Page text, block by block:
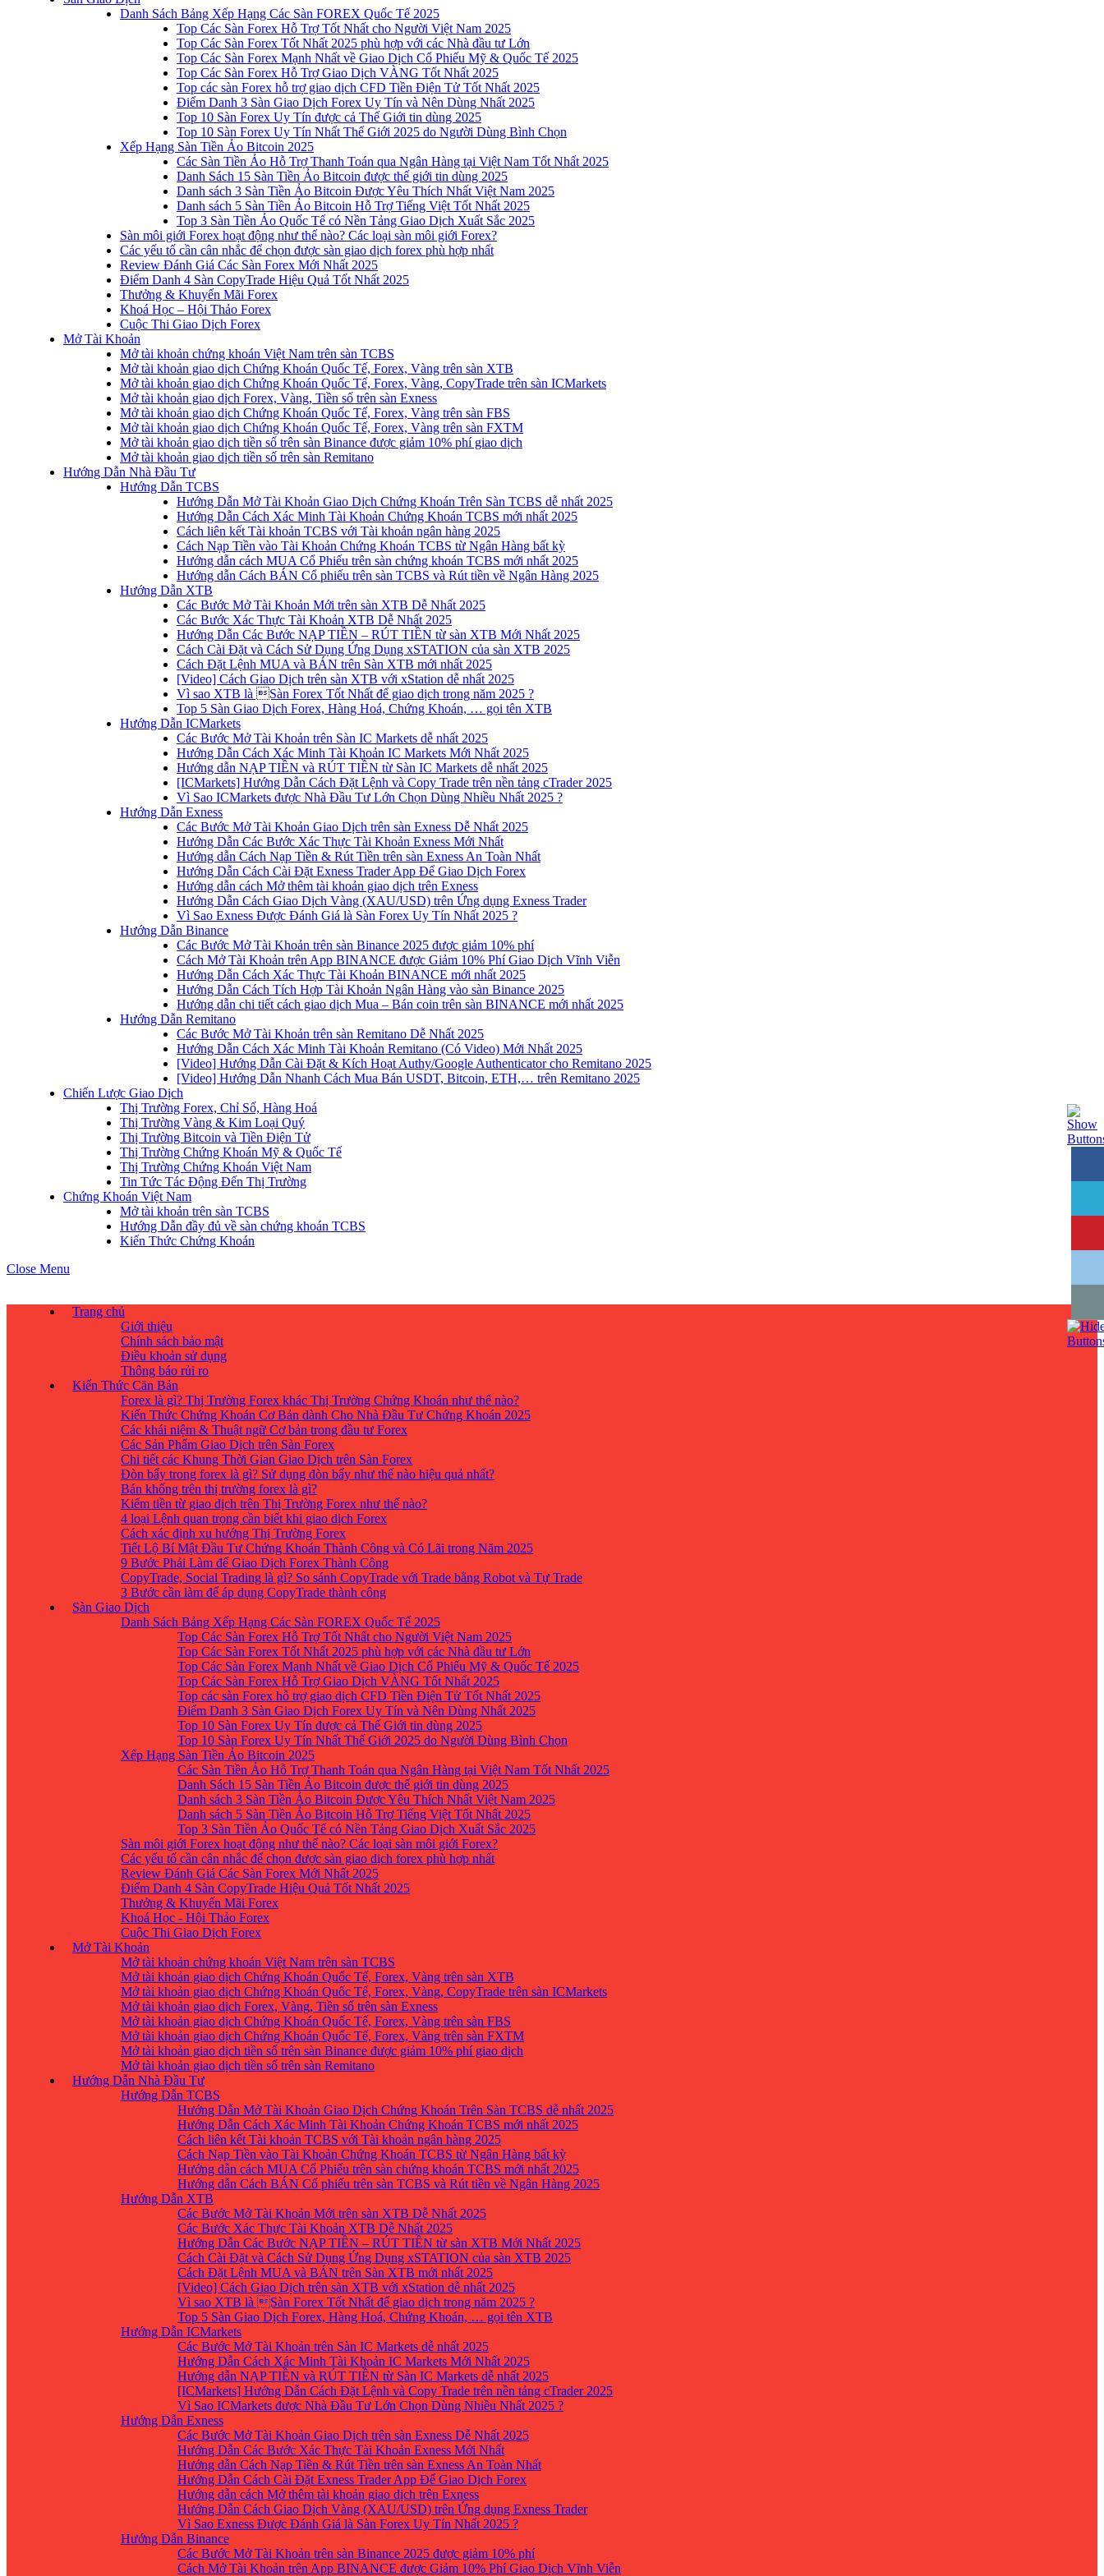
Danh Sách Bảng Xếp Hạng Các Sàn FOREX Quốc Tế 2025
Top Các Sàn Forex Hỗ Trợ Tốt Nhất cho Người Việt Nam 2025
Top Các Sàn Forex Tốt Nhất 2025 phù hợp với các Nhà đầu tư Lớn
Top Các Sàn Forex Mạnh Nhất về Giao Dịch Cổ Phiếu Mỹ & Quốc Tế 2025
Top Các Sàn Forex Hỗ Trợ Giao Dịch VÀNG Tốt Nhất 2025
Top các sàn Forex hỗ trợ giao dịch CFD Tiền Điện Tử Tốt Nhất 2025
Điểm Danh 3 Sàn Giao Dịch Forex Uy Tín và Nên Dùng Nhất 2025
Top 10 Sàn Forex Uy Tín được cả Thế Giới tin dùng 2025
Top 10 Sàn Forex Uy Tín Nhất Thế Giới 2025 do Người Dùng Bình Chọn
Xếp Hạng Sàn Tiền Ảo Bitcoin 2025
Các Sàn Tiền Ảo Hỗ Trợ Thanh Toán qua Ngân Hàng tại Việt Nam Tốt Nhất 2025
Danh Sách 15 Sàn Tiền Ảo Bitcoin được thế giới tin dùng 2025
Danh sách 3 Sàn Tiền Ảo Bitcoin Được Yêu Thích Nhất Việt Nam 2025
Danh sách 5 Sàn Tiền Ảo Bitcoin Hỗ Trợ Tiếng Việt Tốt Nhất 2025
Top 3 Sàn Tiền Ảo Quốc Tế có Nền Tảng Giao Dịch Xuất Sắc 2025
Sàn môi giới Forex hoạt động như thế nào? Các loại sàn môi giới Forex?
Các yếu tố cần cân nhắc để chọn được sàn giao dịch forex phù hợp nhất
Review Đánh Giá Các Sàn Forex Mới Nhất 2025
Điểm Danh 4 Sàn CopyTrade Hiệu Quả Tốt Nhất 2025
Thưởng & Khuyến Mãi Forex
Khoá Học – Hội Thảo Forex
Cuộc Thi Giao Dịch Forex
Mở Tài Khoản
Mở tài khoản chứng khoán Việt Nam trên sàn TCBS
Mở tài khoản giao dịch Chứng Khoán Quốc Tế, Forex, Vàng trên sàn XTB
Mở tài khoản giao dịch Chứng Khoán Quốc Tế, Forex, Vàng, CopyTrade trên sàn ICMarkets
Mở tài khoản giao dịch Forex, Vàng, Tiền số trên sàn Exness
Mở tài khoản giao dịch Chứng Khoán Quốc Tế, Forex, Vàng trên sàn FBS
Mở tài khoản giao dịch Chứng Khoán Quốc Tế, Forex, Vàng trên sàn FXTM
Mở tài khoản giao dịch tiền số trên sàn Binance được giảm 10% phí giao dịch
Mở tài khoản giao dịch tiền số trên sàn Remitano
Hướng Dẫn Nhà Đầu Tư
Hướng Dẫn TCBS
Hướng Dẫn Mở Tài Khoản Giao Dịch Chứng Khoán Trên Sàn TCBS dễ nhất 2025
Hướng Dẫn Cách Xác Minh Tài Khoản Chứng Khoán TCBS mới nhất 2025
Cách liên kết Tài khoản TCBS với Tài khoản ngân hàng 2025
Cách Nạp Tiền vào Tài Khoản Chứng Khoán TCBS từ Ngân Hàng bất kỳ
Hướng dẫn cách MUA Cổ Phiếu trên sàn chứng khoán TCBS mới nhất 2025
Hướng dẫn Cách BÁN Cổ phiếu trên sàn TCBS và Rút tiền về Ngân Hàng 2025
Hướng Dẫn XTB
Các Bước Mở Tài Khoản Mới trên sàn XTB Dễ Nhất 2025
Các Bước Xác Thực Tài Khoản XTB Dễ Nhất 2025
Hướng Dẫn Các Bước NẠP TIỀN – RÚT TIỀN từ sàn XTB Mới Nhất 2025
Cách Cài Đặt và Cách Sử Dụng Ứng Dụng xSTATION của sàn XTB 2025
Cách Đặt Lệnh MUA và BÁN trên Sàn XTB mới nhất 2025
[Video] Cách Giao Dịch trên sàn XTB với xStation dễ nhất 2025
Vì sao XTB là Sàn Forex Tốt Nhất để giao dịch trong năm 2025 ?
Top 5 Sàn Giao Dịch Forex, Hàng Hoá, Chứng Khoán, … gọi tên XTB
Hướng Dẫn ICMarkets
Các Bước Mở Tài Khoản trên Sàn IC Markets dễ nhất 2025
Hướng Dẫn Cách Xác Minh Tài Khoản IC Markets Mới Nhất 2025
Hướng dẫn NẠP TIỀN và RÚT TIỀN từ Sàn IC Markets dễ nhất 2025
[ICMarkets] Hướng Dẫn Cách Đặt Lệnh và Copy Trade trên nền tảng cTrader 2025
Vì Sao ICMarkets được Nhà Đầu Tư Lớn Chọn Dùng Nhiều Nhất 2025 ?
Hướng Dẫn Exness
Các Bước Mở Tài Khoản Giao Dịch trên sàn Exness Dễ Nhất 2025
Hướng Dẫn Các Bước Xác Thực Tài Khoản Exness Mới Nhất
Hướng dẫn Cách Nạp Tiền & Rút Tiền trên sàn Exness An Toàn Nhất
Hướng Dẫn Cách Cài Đặt Exness Trader App Để Giao Dịch Forex
Hướng dẫn cách Mở thêm tài khoản giao dịch trên Exness
Hướng Dẫn Cách Giao Dịch Vàng (XAU/USD) trên Ứng dụng Exness Trader
Vì Sao Exness Được Đánh Giá là Sàn Forex Uy Tín Nhất 2025 ?
Hướng Dẫn Binance
Các Bước Mở Tài Khoản trên sàn Binance 2025 được giảm 10% phí
Cách Mở Tài Khoản trên App BINANCE được Giảm 10% Phí Giao Dịch Vĩnh Viễn
Hướng Dẫn Cách Xác Thực Tài Khoản BINANCE mới nhất 2025
Hướng Dẫn Cách Tích Hợp Tài Khoản Ngân Hàng vào sàn Binance 2025
Hướng dẫn chi tiết cách giao dịch Mua – Bán coin trên sàn BINANCE mới nhất 2025
Hướng Dẫn Remitano
Các Bước Mở Tài Khoản trên sàn Remitano Dễ Nhất 2025
Hướng Dẫn Cách Xác Minh Tài Khoản Remitano (Có Video) Mới Nhất 2025
[Video] Hướng Dẫn Cài Đặt & Kích Hoạt Authy/Google Authenticator cho Remitano 2025
[Video] Hướng Dẫn Nhanh Cách Mua Bán USDT, Bitcoin, ETH,… trên Remitano 2025
Chiến Lược Giao Dịch
Thị Trường Forex, Chỉ Số, Hàng Hoá
Thị Trường Vàng & Kim Loại Quý
Thị Trường Bitcoin và Tiền Điện Tử
Thị Trường Chứng Khoán Mỹ & Quốc Tế
Thị Trường Chứng Khoán Việt Nam
Tin Tức Tác Động Đến Thị Trường
Chứng Khoán Việt Nam
Mở tài khoản trên sàn TCBS
Hướng Dẫn đầy đủ về sàn chứng khoán TCBS
Kiến Thức Chứng Khoán
Close Menu
Trang chủ
Giới thiệu
Chính sách bảo mật
Điều khoản sử dụng
Thông báo rủi ro
Kiến Thức Căn Bản
Forex là gì? Thị Trường Forex khác Thị Trường Chứng Khoán như thế nào?
Kiến Thức Chứng Khoán Cơ Bản dành Cho Nhà Đầu Tư Chứng Khoán 2025
Các khái niệm & Thuật ngữ Cơ bản trong đầu tư Forex
Các Sản Phẩm Giao Dịch trên Sàn Forex
Chi tiết các Khung Thời Gian Giao Dịch trên Sàn Forex
Đòn bẩy trong forex là gì? Sử dụng đòn bẩy như thế nào hiệu quả nhất?
Bán khống trên thị trường forex là gì?
Kiếm tiền từ giao dịch trên Thị Trường Forex như thế nào?
4 loại Lệnh quan trọng cần biết khi giao dịch Forex
Cách xác định xu hướng Thị Trường Forex
Tiết Lộ Bí Mật Đầu Tư Chứng Khoán Thành Công và Có Lãi trong Năm 2025
9 Bước Phải Làm để Giao Dịch Forex Thành Công
CopyTrade, Social Trading là gì? So sánh CopyTrade với Trade bằng Robot và Tự Trade
3 Bước cần làm để áp dụng CopyTrade thành công
Sàn Giao Dịch
Danh Sách Bảng Xếp Hạng Các Sàn FOREX Quốc Tế 2025
Top Các Sàn Forex Hỗ Trợ Tốt Nhất cho Người Việt Nam 2025
Top Các Sàn Forex Tốt Nhất 2025 phù hợp với các Nhà đầu tư Lớn
Top Các Sàn Forex Mạnh Nhất về Giao Dịch Cổ Phiếu Mỹ & Quốc Tế 2025
Top Các Sàn Forex Hỗ Trợ Giao Dịch VÀNG Tốt Nhất 2025
Top các sàn Forex hỗ trợ giao dịch CFD Tiền Điện Tử Tốt Nhất 2025
Điểm Danh 3 Sàn Giao Dịch Forex Uy Tín và Nên Dùng Nhất 2025
Top 10 Sàn Forex Uy Tín được cả Thế Giới tin dùng 2025
Top 10 Sàn Forex Uy Tín Nhất Thế Giới 2025 do Người Dùng Bình Chọn
Xếp Hạng Sàn Tiền Ảo Bitcoin 2025
Các Sàn Tiền Ảo Hỗ Trợ Thanh Toán qua Ngân Hàng tại Việt Nam Tốt Nhất 2025
Danh Sách 15 Sàn Tiền Ảo Bitcoin được thế giới tin dùng 2025
Danh sách 3 Sàn Tiền Ảo Bitcoin Được Yêu Thích Nhất Việt Nam 2025
Danh sách 5 Sàn Tiền Ảo Bitcoin Hỗ Trợ Tiếng Việt Tốt Nhất 2025
Top 3 Sàn Tiền Ảo Quốc Tế có Nền Tảng Giao Dịch Xuất Sắc 2025
Sàn môi giới Forex hoạt động như thế nào? Các loại sàn môi giới Forex?
Các yếu tố cần cân nhắc để chọn được sàn giao dịch forex phù hợp nhất
Review Đánh Giá Các Sàn Forex Mới Nhất 2025
Điểm Danh 4 Sàn CopyTrade Hiệu Quả Tốt Nhất 2025
Thưởng & Khuyến Mãi Forex
Khoá Học - Hội Thảo Forex
Cuộc Thi Giao Dịch Forex
Mở Tài Khoản
Mở tài khoản chứng khoán Việt Nam trên sàn TCBS
Mở tài khoản giao dịch Chứng Khoán Quốc Tế, Forex, Vàng trên sàn XTB
Mở tài khoản giao dịch Chứng Khoán Quốc Tế, Forex, Vàng, CopyTrade trên sàn ICMarkets
Mở tài khoản giao dịch Forex, Vàng, Tiền số trên sàn Exness
Mở tài khoản giao dịch Chứng Khoán Quốc Tế, Forex, Vàng trên sàn FBS
Mở tài khoản giao dịch Chứng Khoán Quốc Tế, Forex, Vàng trên sàn FXTM
Mở tài khoản giao dịch tiền số trên sàn Binance được giảm 10% phí giao dịch
Mở tài khoản giao dịch tiền số trên sàn Remitano
Hướng Dẫn Nhà Đầu Tư
Hướng Dẫn TCBS
Hướng Dẫn Mở Tài Khoản Giao Dịch Chứng Khoán Trên Sàn TCBS dễ nhất 2025
Hướng Dẫn Cách Xác Minh Tài Khoản Chứng Khoán TCBS mới nhất 2025
Cách liên kết Tài khoản TCBS với Tài khoản ngân hàng 2025
Cách Nạp Tiền vào Tài Khoản Chứng Khoán TCBS từ Ngân Hàng bất kỳ
Hướng dẫn cách MUA Cổ Phiếu trên sàn chứng khoán TCBS mới nhất 2025
Hướng dẫn Cách BÁN Cổ phiếu trên sàn TCBS và Rút tiền về Ngân Hàng 2025
Hướng Dẫn XTB
Các Bước Mở Tài Khoản Mới trên sàn XTB Dễ Nhất 2025
Các Bước Xác Thực Tài Khoản XTB Dễ Nhất 2025
Hướng Dẫn Các Bước NẠP TIỀN – RÚT TIỀN từ sàn XTB Mới Nhất 2025
Cách Cài Đặt và Cách Sử Dụng Ứng Dụng xSTATION của sàn XTB 2025
Cách Đặt Lệnh MUA và BÁN trên Sàn XTB mới nhất 2025
[Video] Cách Giao Dịch trên sàn XTB với xStation dễ nhất 2025
Vì sao XTB là Sàn Forex Tốt Nhất để giao dịch trong năm 2025 ?
Top 5 Sàn Giao Dịch Forex, Hàng Hoá, Chứng Khoán, … gọi tên XTB
Hướng Dẫn ICMarkets
Các Bước Mở Tài Khoản trên Sàn IC Markets dễ nhất 2025
Hướng Dẫn Cách Xác Minh Tài Khoản IC Markets Mới Nhất 2025
Hướng dẫn NẠP TIỀN và RÚT TIỀN từ Sàn IC Markets dễ nhất 2025
[ICMarkets] Hướng Dẫn Cách Đặt Lệnh và Copy Trade trên nền tảng cTrader 2025
Vì Sao ICMarkets được Nhà Đầu Tư Lớn Chọn Dùng Nhiều Nhất 2025 ?
Hướng Dẫn Exness
Các Bước Mở Tài Khoản Giao Dịch trên sàn Exness Dễ Nhất 2025
Hướng Dẫn Các Bước Xác Thực Tài Khoản Exness Mới Nhất
Hướng dẫn Cách Nạp Tiền & Rút Tiền trên sàn Exness An Toàn Nhất
Hướng Dẫn Cách Cài Đặt Exness Trader App Để Giao Dịch Forex
Hướng dẫn cách Mở thêm tài khoản giao dịch trên Exness
Hướng Dẫn Cách Giao Dịch Vàng (XAU/USD) trên Ứng dụng Exness Trader
Vì Sao Exness Được Đánh Giá là Sàn Forex Uy Tín Nhất 2025 ?
Hướng Dẫn Binance
Các Bước Mở Tài Khoản trên sàn Binance 2025 được giảm 10% phí
Cách Mở Tài Khoản trên App BINANCE được Giảm 10% Phí Giao Dịch Vĩnh Viễn